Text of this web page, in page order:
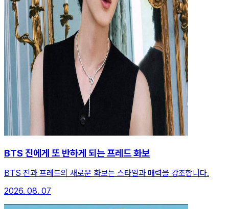
BTS 진에게 또 반하게 되는 프레드 화보
BTS 진과 프레드의 새로운 화보는 스타일과 매력을 강조합니다.
2026. 08. 07